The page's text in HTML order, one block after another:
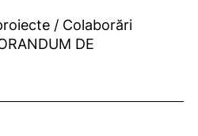
/ Colaborări
DE